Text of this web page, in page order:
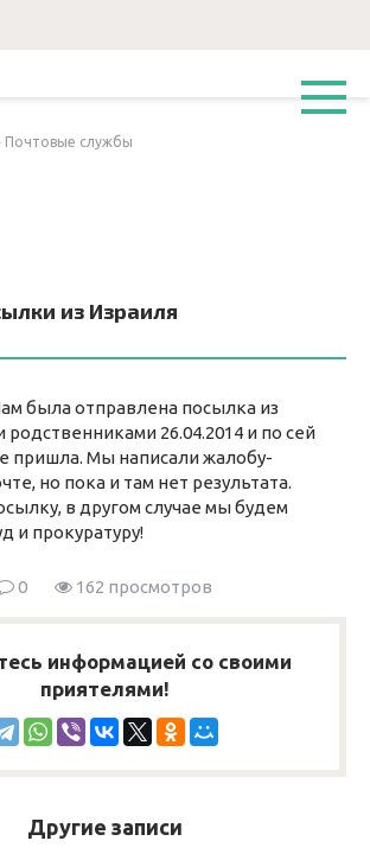
Почтовые службы
из Израиля
была отправлена посылка из
26.04.2014 и по сей
пришла. Мы написали жалобу-
но пока и там нет результата.
в другом случае мы будем
и прокуратуру!
0 162 просмотров
информацией со своими
приятелями!
Другие записи